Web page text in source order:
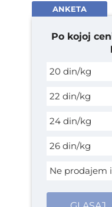
ANKETA
Po kojoj
20 din/kg
22 din/kg
24 din/kg
26 din/kg
Ne prodajem